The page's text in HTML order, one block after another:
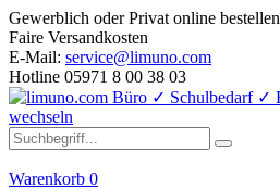
Gewerblich oder Privat online bestellen
Faire Versandkosten
E-Mail: service@limuno.com
Hotline 05971 8 00 38 03
Warenkorb 0